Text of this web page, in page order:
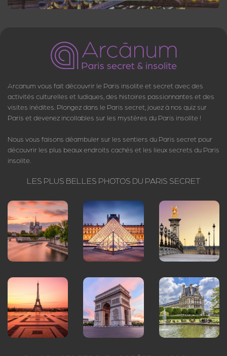
Arcanum vous fait découvrir le Paris insolite et secret avec des
activités culturelles et ludiques, des histoires passionnantes et des
visites inédites. Plongez dans le Paris secret, jouez à nos quiz sur
Paris et devenez incollables sur les mystères du Paris insolite !
Nous vous faisons déambuler sur les sentiers du Paris secret pour
découvrir les plus beaux endroits cachés et les lieux secrets du Paris
insolite.
LES PLUS BELLES PHOTOS DU PARIS SECRET